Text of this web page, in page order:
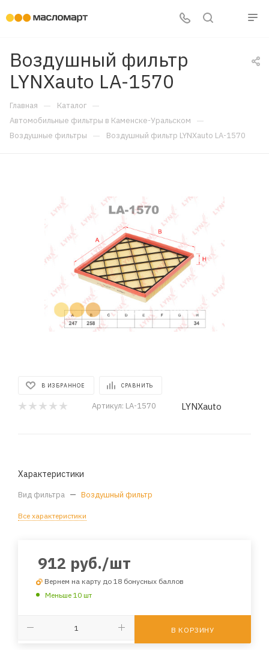
Воздушный фильтр
LYNXauto LA-1570
Главная — Каталог —
Автомобильные фильтры в Каменске-Уральском —
Воздушные фильтры — Воздушный фильтр LYNXauto LA-1570
В ИЗБРАННОЕ СРАВНИТЬ
Артикул: LA-1570 LYNXauto
Характеристики
Вид фильтра — Воздушный фильтр
Все характеристики
912 руб./шт
Вернем на карту до 18 бонусных баллов
Меньше 10 шт
В КОРЗИНУ